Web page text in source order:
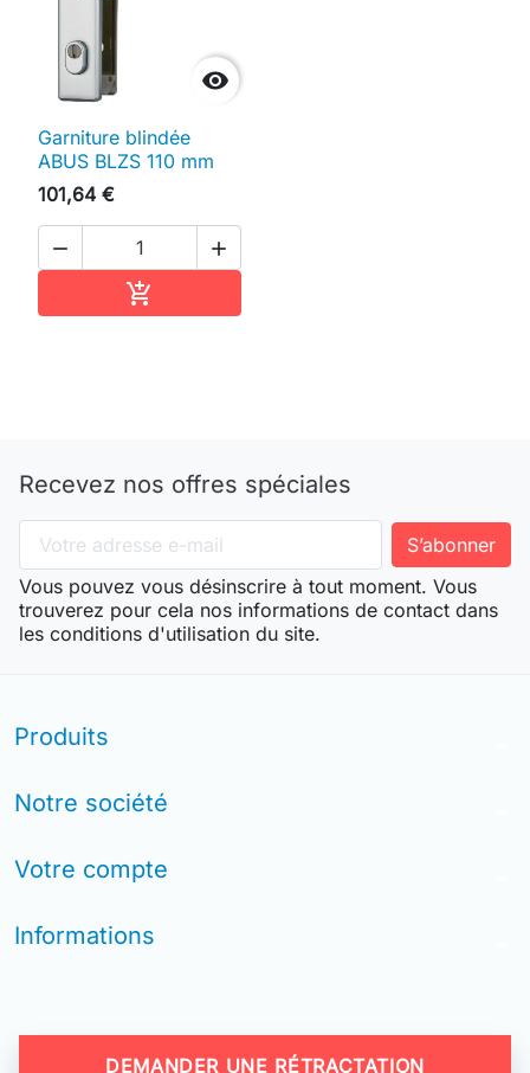

Garniture blindée
ABUS BLZS 110 mm
101,64 €
 

Recevez nos offres spéciales
Vous pouvez vous désinscrire à tout moment. Vous
trouverez pour cela nos informations de contact dans
les conditions d'utilisation du site.
Produits
Notre société
Votre compte
Informations
DEMANDER UNE RÉTRACTATION